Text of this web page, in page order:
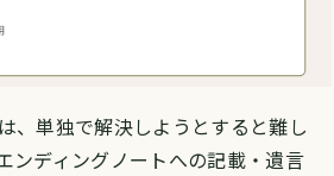
、単独で解決しようとすると難し
ンディングノートへの記載・遺言